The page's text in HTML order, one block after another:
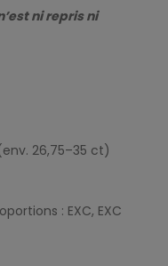
ni repris ni
26,75–35 ct)
: EXC, EXC